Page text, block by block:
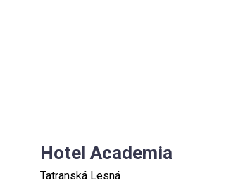
Hotel Academia
Tatranská Lesná